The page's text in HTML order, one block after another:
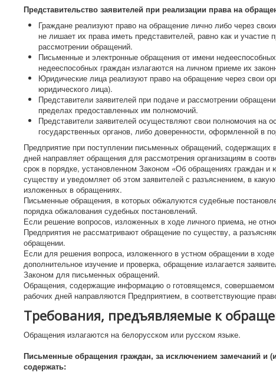
Представительство заявителей при реализации права на
Граждане реализуют право на обращение лично либо через
не лишает их права иметь представителей, равно как и
рассмотрении обращений.
Письменные и электронные обращения от имени
недееспособных граждан излагаются на личном приеме их
Юридические лица реализуют право на обращение через свои
юридического лица).
Представители заявителей при подаче и рассмотрении
пределах предоставленных им полномочий.
Представители заявителей осуществляют свои полномочия на
государственных органов, либо доверенности, оформленной в
Предприятие при поступлении письменных обращений, содержащих
дней направляет обращения для рассмотрения организациям в
срок в порядке, установленном Законом «Об обращениях граждан
существу и уведомляет об этом заявителей с разъяснением, в
изложенных в обращениях.
Письменные обращения, в которых обжалуются судебные
порядка обжалования судебных постановлений.
Если решение вопросов, изложенных в ходе личного приема, не
Предприятия не рассматривают обращение по существу, а
обращении.
Если для решения вопроса, изложенного в устном обращении в
дополнительное изучение и проверка, обращение излагается
Законом для письменных обращений.
Обращения, содержащие информацию о готовящемся, совершаемом
рабочих дней направляются Предприятием, в соответствующие
Требования, предъявляемые к
Обращения излагаются на белорусском или русском языке.
Письменные обращения граждан, за исключением замечаний
содержать: